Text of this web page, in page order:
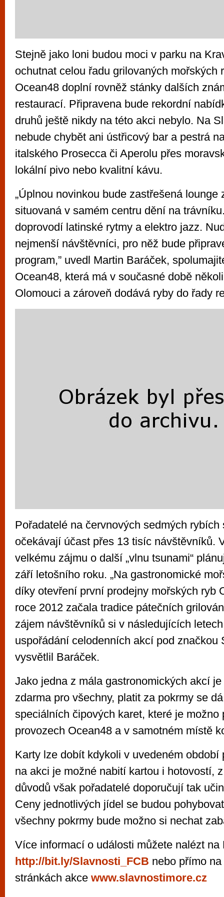
Stejně jako loni budou moci v parku na
ochutnat celou řadu grilovaných mořských
Ocean48 doplní rovněž stánky dalších
restaurací. Připravena bude rekordní
druhů ještě nikdy na této akci nebylo. Na
nebude chybět ani ústřicový bar a pestrá
italského Prosecca či Aperolu přes
lokální pivo nebo kvalitní kávu.
„Úplnou novinkou bude zastřešená lounge
situovaná v samém centru dění na
doprovodí latinské rytmy a elektro jazz.
nejmenší návštěvníci, pro něž bude
program,” uvedl Martin Baráček,
Ocean48, která má v současné době
Olomouci a zároveň dodává ryby do řady
Pořadatelé na červnových sedmých rybích
očekávají účast přes 13 tisíc návštěvníků.
velkému zájmu o další „vlnu tsunami“
září letošního roku. „Na gastronomické
díky otevření první prodejny mořských ryb
roce 2012 začala tradice pátečních
zájem návštěvníků si v následujících
uspořádání celodenních akcí pod značkou
vysvětlil Baráček.
Jako jedna z mála gastronomických akcí
zdarma pro všechny, platit za pokrmy se
speciálních čipových karet, které je možno
provozech Ocean48 a v samotném místě
Karty lze dobít kdykoli v uvedeném období
na akci je možné nabití kartou i hotovostí,
důvodů však pořadatelé doporučují tak
Ceny jednotlivých jídel se budou
všechny pokrmy bude možno si nechat
Více informací o události můžete nalézt na
http://bit.ly/Slavnosti_FCB nebo přímo
stránkách akce www.slavnostimore.cz